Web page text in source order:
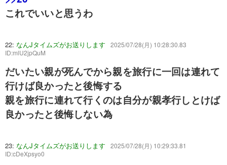
これでいいと思うわ
22: なんJタイムズがお送りします
2025/07/28(月) 10:28:30.83
ID:mlU2jpQuM
だいたい親が死んでから親を旅行に一回は連れて
行けば良かったと後悔する
親を旅行に連れて行くのは自分が親孝行しとけば
良かったと後悔しない為
23: なんJタイムズがお送りします
2025/07/28(月) 10:29:33.81
ID:cDeXpsyo0